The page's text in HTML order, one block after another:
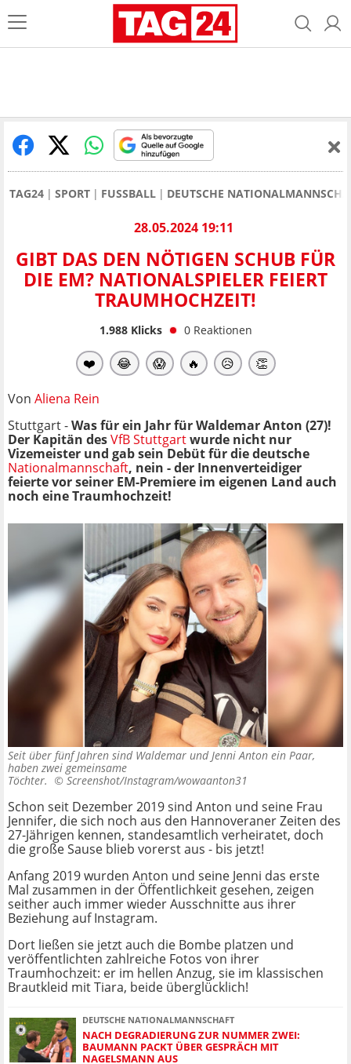
TAG24 SPORT FUSSBALL DEUTSCHE
28.05.2024 19:11
GIBT DAS DEN NÖTIGEN SCHUB FÜR
DIE EM? NATIONALSPIELER FEIERT
TRAUMHOCHZEIT!
1.988Klicks 0 Reaktionen
❤️ 😂 😱 🔥 😥 👏
Von Aliena Rein
Stuttgart -Was für ein Jahr für Waldemar Anton (27)!
Der Kapitän desVfB Stuttgartwurde nicht nur
Vizemeister und gab sein Debüt für die deutsche
Nationalmannschaft, nein - der Innenverteidiger
feierte vor seiner EM-Premiere im eigenen Land auch
noch eine Traumhochzeit!
Seit über fünf Jahren sind Waldemar und Jenni Anton ein Paar,
haben zwei gemeinsame
Töchter. © Screenshot/Instagram/wowaanton31
Schon seit Dezember 2019 sind Anton und seine Frau
Jennifer, die sich noch aus den Hannoveraner Zeiten des
27-Jährigen kennen, standesamtlich verheiratet, doch
die große Sause blieb vorerst aus - bis jetzt!
Anfang 2019 wurden Anton und seine Jenni das erste
Mal zusammen in der Öffentlichkeit gesehen, zeigen
seither auch immer wieder Ausschnitte aus ihrer
Beziehung auf Instagram.
Dort ließen sie jetzt auch die Bombe platzen und
veröffentlichten zahlreiche Fotos von ihrer
Traumhochzeit: er im hellen Anzug, sie im klassischen
Brautkleid mit Tiara, beide überglücklich!
DEUTSCHE NATIONALMANNSCHAFT
NACH DEGRADIERUNG ZUR NUMMER ZWEI:
BAUMANN PACKT ÜBER GESPRÄCH MIT
NAGELSMANN AUS